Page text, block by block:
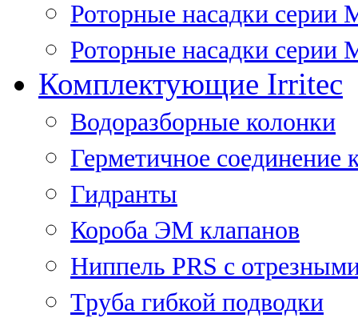
Роторные насадки серии
Роторные насадки серии
Комплектующие Irritec
Водоразборные колонки
Герметичное соединение
Гидранты
Короба ЭМ клапанов
Ниппель PRS с
Труба гибкой подводки